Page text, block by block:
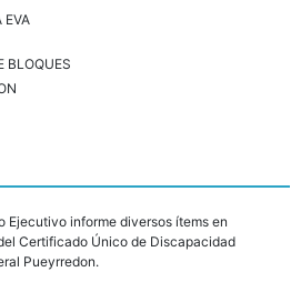
EVA
BLOQUES
Ejecutivo informe diversos ítems en
Certificado Único de Discapacidad
Pueyrredon.